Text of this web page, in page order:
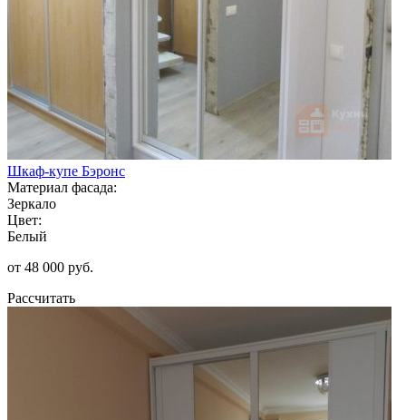
Шкаф-купе Бэронс
Материал фасада:
Зеркало
Цвет:
Белый
от 48 000 руб.
Рассчитать